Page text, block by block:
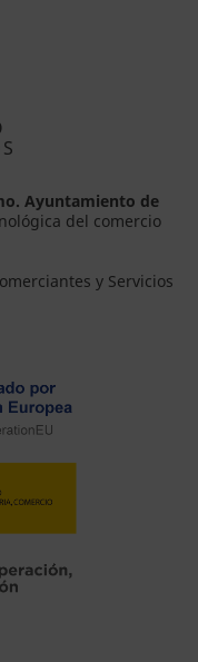
Ayuntamiento de
del comercio
y Servicios